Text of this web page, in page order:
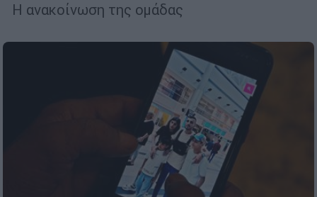
Η ανακοίνωση της ομάδας